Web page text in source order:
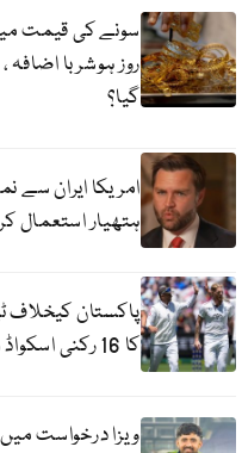
سونے کی قیمت
روز ہوشربا اضافہ
گیا؟
امریکا ایران سے
ہتھیار استعمال
پاکستان کیخلاف
کا 16 رکنی اسکواڈ سامنے آ گیا
ویزا درخواست